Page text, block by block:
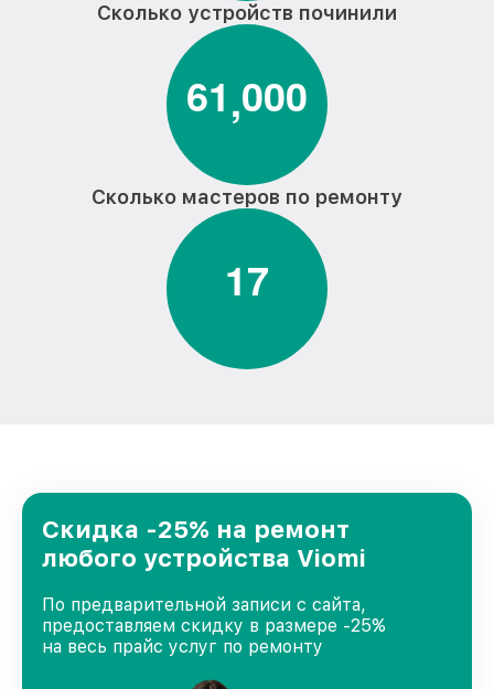
Сколько устройств починили
61,000
Сколько мастеров по ремонту
17
Скидка -25% на ремонт
любого устройства Viomi
По предварительной записи с сайта,
предоставляем скидку в размере -25%
на весь прайс услуг по ремонту